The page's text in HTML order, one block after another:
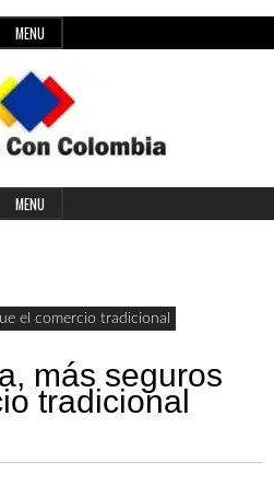
MENU
MENU
el comercio tradicional
más seguros
tradicional